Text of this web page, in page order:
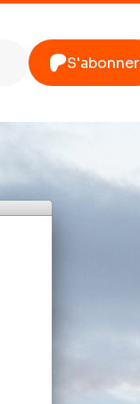
S'abonner